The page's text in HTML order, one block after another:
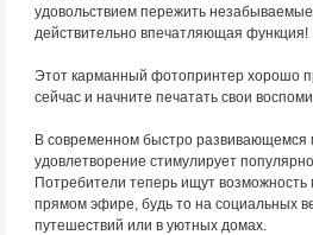
удовольствием пережить
действительно впечатляющая функция!
Этот карманный фотопринтер хорошо
сейчас и начните печатать свои
В современном быстро развивающемся
удовлетворение стимулирует
Потребители теперь ищут возможность
прямом эфире, будь то на социальных
путешествий или в уютных домах.